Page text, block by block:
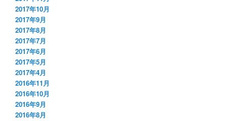
2017年10月
2017年9月
2017年8月
2017年7月
2017年6月
2017年5月
2017年4月
2016年11月
2016年10月
2016年9月
2016年8月